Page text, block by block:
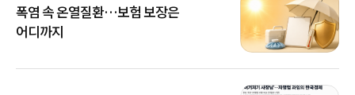
폭염 속 온열질환…보험 보장은
어디까지